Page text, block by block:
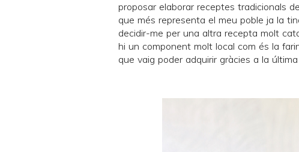
proposar elaborar receptes tradicionals
que més representa el meu poble ja la
decidir-me per una altra recepta molt
hi un component molt local com és la
que vaig poder adquirir gràcies a la última